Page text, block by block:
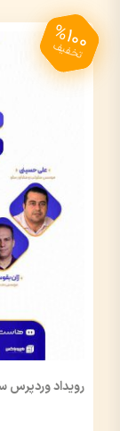
%100
تخفیف
رویداد وردپرس